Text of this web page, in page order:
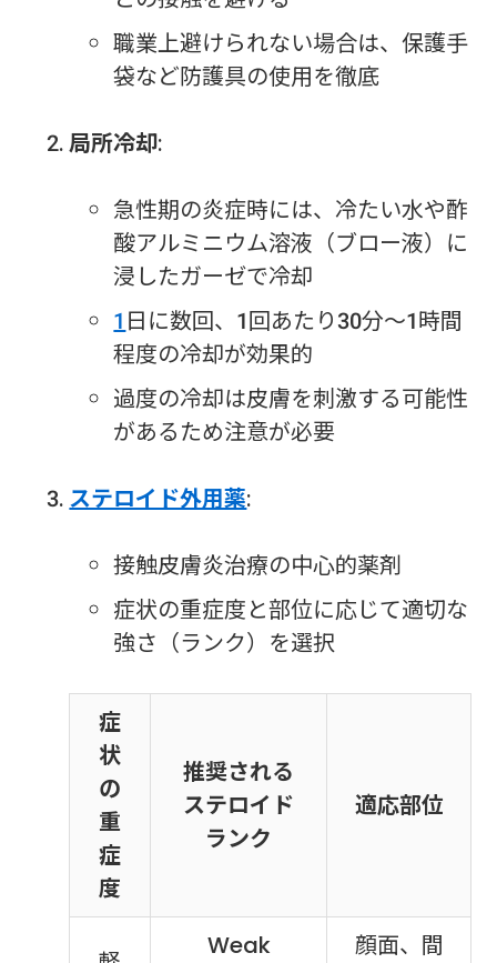
職業上避けられない場合は、保護手
袋など防護具の使用を徹底
局所冷却:
急性期の炎症時には、冷たい水や酢
酸アルミニウム溶液（ブロー液）に
浸したガーゼで冷却
1 日に数回、1回あたり30分〜1時間
程度の冷却が効果的
過度の冷却は皮膚を刺激する可能性
があるため注意が必要
ステロイド外用薬:
接触皮膚炎治療の中心的薬剤
症状の重症度と部位に応じて適切な
強さ（ランク）を選択
症
状
の
重
症
度
推奨される
ステロイド
ランク
適応部位
Weak 顔面、間